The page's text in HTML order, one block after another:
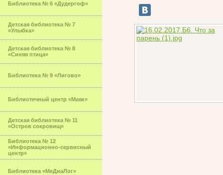
Библиотека № 6 «Дудергоф»
Детская библиотека № 7
«Улыбка»
Детская библиотека № 8
«Синяя птица»
Библиотека № 9 «Лигово»
Библиотечный центр «Маяк»
Детская библиотека № 11
«Остров сокровищ»
Библиотека № 12
«Информационно-сервисный
центр»
Библиотека «МеДиаЛог»